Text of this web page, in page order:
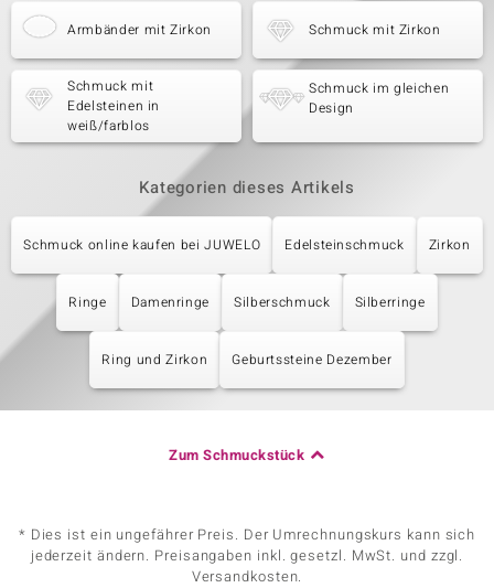
Armbänder mit Zirkon Schmuck mit Zirkon
Schmuck mit
Edelsteinen in
weiß/farblos
Schmuck im gleichen
Design
Kategorien dieses Artikels
Schmuck online kaufen bei JUWELO Edelsteinschmuck Zirkon
Ringe Damenringe Silberschmuck Silberringe
Ring und Zirkon Geburtssteine Dezember
Zum Schmuckstück
* Dies ist ein ungefährer Preis. Der Umrechnungskurs kann sich
jederzeit ändern. Preisangaben inkl. gesetzl. MwSt. und zzgl.
Versandkosten.